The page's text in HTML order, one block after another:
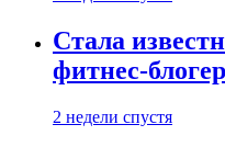
Стала
фитнес-
2 недели спустя